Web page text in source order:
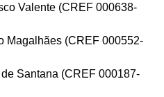
Valente (CREF 000638-
Magalhães (CREF 000552-
Santana (CREF 000187-